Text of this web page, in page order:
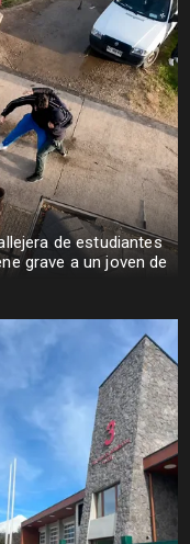
de estudiantes
grave a un joven de